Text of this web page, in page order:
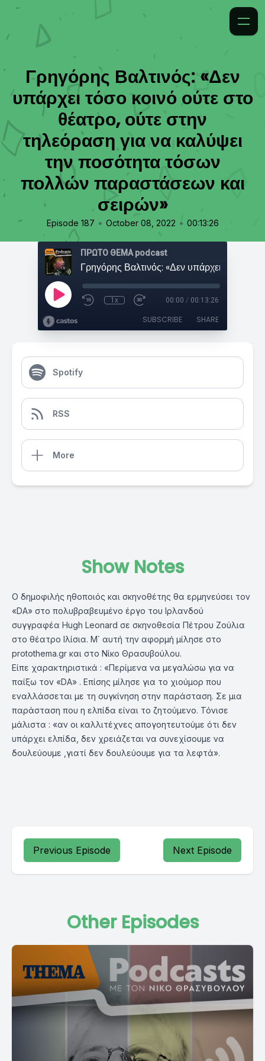
Γρηγόρης Βαλτινός: «Δεν
υπάρχει τόσο κοινό ούτε στο
θέατρο, ούτε στην
τηλεόραση για να καλύψει
την ποσότητα τόσων
πολλών παραστάσεων και
σειρών»
Episode 187 • October 08, 2022 • 00:13:26
ΠΡΩΤΟ ΘΕΜΑ podcast
1x 00:00 / 00:13:26
SUBSCRIBE SHARE
Spotify
RSS
More
Show Notes
Ο δημοφιλής ηθοποιός και σκηνοθέτης θα ερμηνεύσει τον
«DA» στο πολυβραβευμένο έργο του Ιρλανδού
συγγραφέα Hugh Leonard σε σκηνοθεσία Πέτρου Ζούλια
στο θέατρο Ιλίσια. Μ΄ αυτή την αφορμή μίλησε στο
protothema.gr και στο Νίκο Θρασυβούλου.
Είπε χαρακτηριστικά : «Περίμενα να μεγαλώσω για να
παίξω τον «DA» . Επίσης μίλησε για το χιούμορ που
εναλλάσσεται με τη συγκίνηση στην παράσταση. Σε μια
παράσταση που η ελπίδα είναι το ζητούμενο. Τόνισε
μάλιστα : «αν οι καλλιτέχνες απογοητευτούμε ότι δεν
υπάρχει ελπίδα, δεν χρειάζεται να συνεχίσουμε να
δουλεύουμε ,γιατί δεν δουλεύουμε για τα λεφτά».
Previous Episode Next Episode
Other Episodes